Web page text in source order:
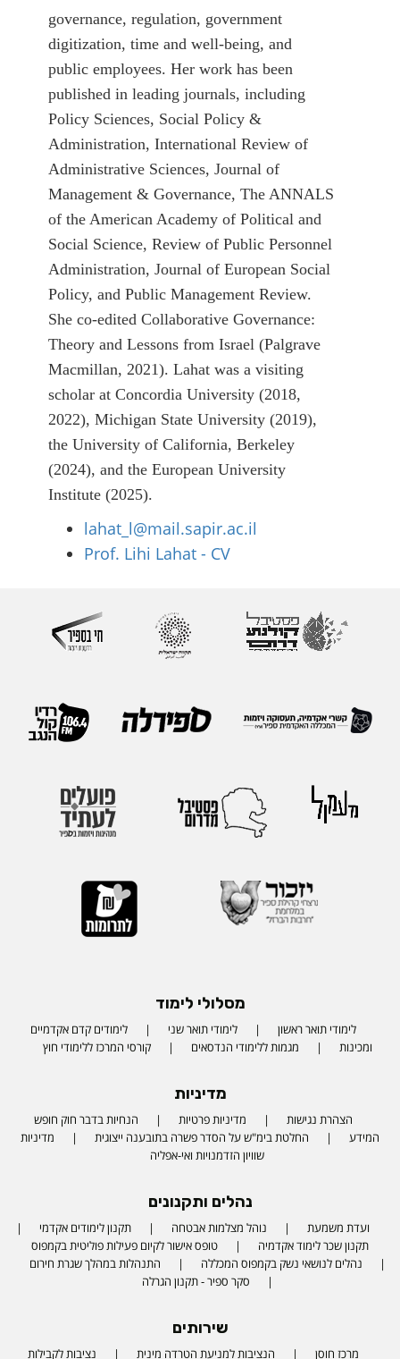
מסלולי לימוד
לימודי תואר ראשון לימודי תואר שני
לימודים קדם אקדמיים
ומכינות
מגמות ללימודי הנדסאים קורסי המרכז ללימודי חוץ
מדיניות
הצהרת נגישות מדיניות פרטיות
הנחיות בדבר חוק חופש
המידע
החלטת בימ"ש על הסדר פשרה בתובענה ייצוגית
מדיניות
שוויון הזדמנויות ואי-אפליה
נהלים ותקנונים
ועדת משמעת נוהל מצלמות אבטחה
תקנון לימודים אקדמי
תקנון שכר לימוד אקדמיה
טופס אישור לקיום פעילות פוליטית בקמפוס
נהלים לנושאי נשק בקמפוס המכללה
התנהלות במהלך שגרת חירום
סקר ספיר - תקנון הגרלה
שירותים
מרכז חוסן הנציבות למניעת הטרדה מינית נציבות לקבילות